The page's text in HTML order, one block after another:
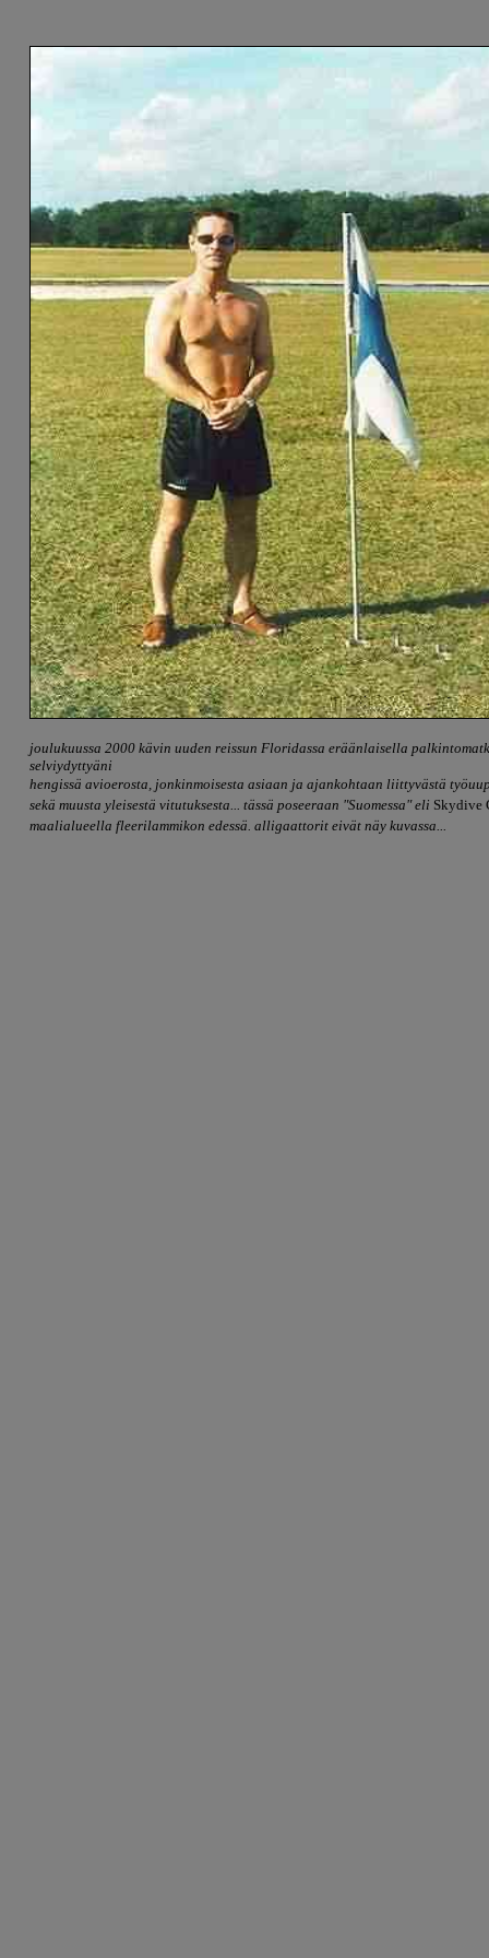
joulukuussa 2000 kävin uuden reissun Floridassa eräänlaisella
selviydyttyäni
hengissä avioerosta, jonkinmoisesta asiaan ja ajankohtaan liittyvästä
sekä muusta yleisestä vitutuksesta... tässä poseeraan "Suomessa" eli Skydive
maalialueella fleerilammikon edessä. alligaattorit eivät näy kuvassa...